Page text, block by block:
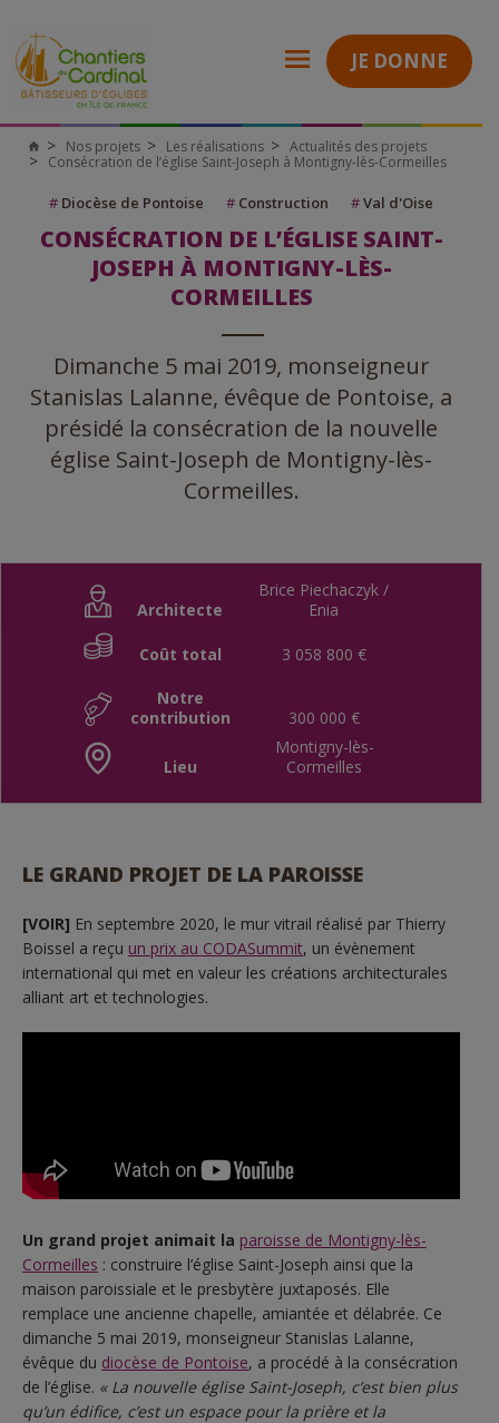
JE DONNE
Nos projets Les réalisations
Actualités des projets
Consécration de l’église Saint-Joseph à Montigny-lès-Cormeilles
# Diocèse de Pontoise # Construction #Val d'Oise
CONSÉCRATION DE L’ÉGLISE SAINT-
JOSEPH À MONTIGNY-LÈS-
CORMEILLES
Dimanche 5 mai 2019, monseigneur
Stanislas Lalanne, évêque de Pontoise, a
présidé la consécration de la nouvelle
église Saint-Joseph de Montigny-lès-
Cormeilles.
Architecte
Brice Piechaczyk /
Enia
Coût total 3 058 800 €
Notre
contribution
300 000 €
Lieu
Montigny-lès-
Cormeilles
LE GRAND PROJET DE LA PAROISSE
[VOIR] En septembre 2020, le mur vitrail réalisé par Thierry
Boissel a reçu un prix au CODASummit, un évènement
international qui met en valeur les créations architecturales
alliant art et technologies.
Un grand projet animait la paroisse de Montigny-lès-
Cormeilles : construire l’église Saint-Joseph ainsi que la
maison paroissiale et le presbytère juxtaposés. Elle
remplace une ancienne chapelle, amiantée et délabrée. Ce
dimanche 5 mai 2019, monseigneur Stanislas Lalanne,
évêque du diocèse de Pontoise, a procédé à la consécration
de l’église. « La nouvelle église Saint-Joseph, c’est bien plus
qu’un édifice, c’est un espace pour la prière et la